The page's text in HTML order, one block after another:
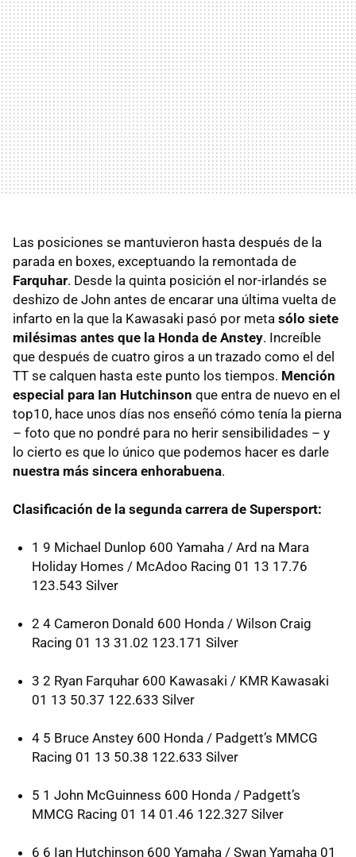
Las posiciones se mantuvieron hasta después de la
parada en boxes, exceptuando la remontada de
Farquhar. Desde la quinta posición el nor-irlandés se
deshizo de John antes de encarar una última vuelta de
infarto en la que la Kawasaki pasó por meta sólo siete
milésimas antes que la Honda de Anstey. Increíble
que después de cuatro giros a un trazado como el del
TT se calquen hasta este punto los tiempos. Mención
especial para Ian Hutchinson que entra de nuevo en el
top10, hace unos días nos enseñó cómo tenía la pierna
– foto que no pondré para no herir sensibilidades – y
lo cierto es que lo único que podemos hacer es darle
nuestra más sincera enhorabuena.
Clasificación de la segunda carrera de Supersport:
1 9 Michael Dunlop 600 Yamaha / Ard na Mara
Holiday Homes / McAdoo Racing 01 13 17.76
123.543 Silver
2 4 Cameron Donald 600 Honda / Wilson Craig
Racing 01 13 31.02 123.171 Silver
3 2 Ryan Farquhar 600 Kawasaki / KMR Kawasaki
01 13 50.37 122.633 Silver
4 5 Bruce Anstey 600 Honda / Padgett’s MMCG
Racing 01 13 50.38 122.633 Silver
5 1 John McGuinness 600 Honda / Padgett’s
MMCG Racing 01 14 01.46 122.327 Silver
6 6 Ian Hutchinson 600 Yamaha / Swan Yamaha 01